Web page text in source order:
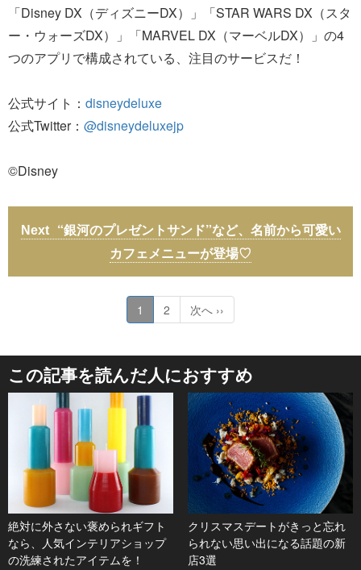
「Disney DX（ディズニーDX）」「STAR WARS DX（スタ
ー・ウォーズDX）」「MARVEL DX（マーベルDX）」の4
つのアプリで構成されている、注目のサービスだ！
公式サイト： disneydeluxe
公式Twitter： @disneydeluxejp
©Disney
“銀河のプレゼントサンド”など、名前から可愛い
カフェメニューが登場♡
1 2 次へ ››
この記事を読んだ人におすすめ
絶対に外さない褒められギフト
なら、人気インテリアショップ
の洗練されたアイテムを！
クリスマスデートがきっと忘れ
られない思い出になる話題の新
店3選